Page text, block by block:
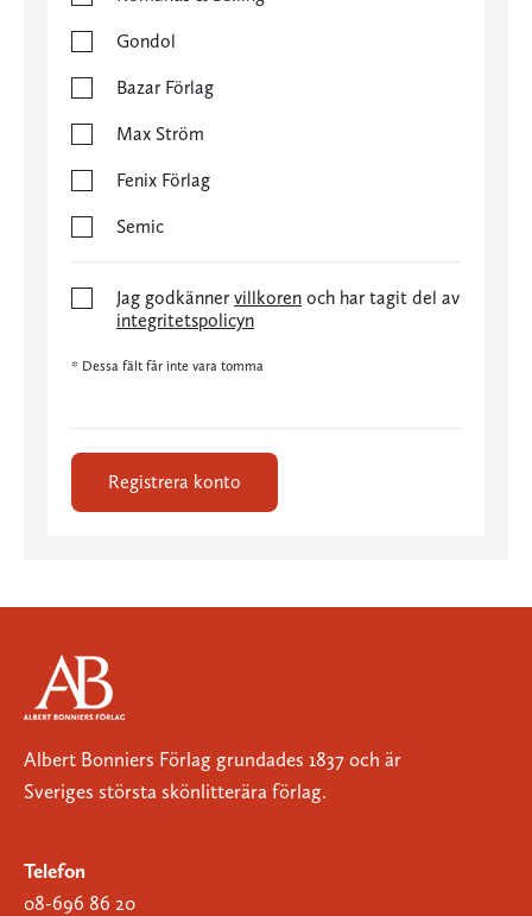
Gondol
Bazar Förlag
Max Ström
Fenix Förlag
Semic
Jag godkänner villkoren och har tagit del av
integritetspolicyn
* Dessa fält får inte vara tomma
Registrera konto
Albert Bonniers Förlag grundades 1837 och är
Sveriges största skönlitterära förlag.
Telefon
08-696 86 20